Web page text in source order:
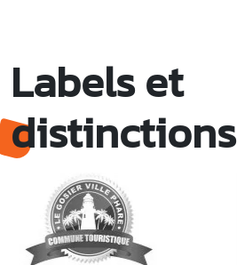
Labels et
distinctions